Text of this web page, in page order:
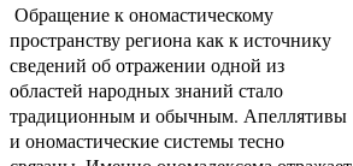
Обращение к ономастическому
пространству региона как к источнику
сведений об отражении одной из
областей народных знаний стало
традиционным и обычным. Апеллятивы
и ономастические системы тесно